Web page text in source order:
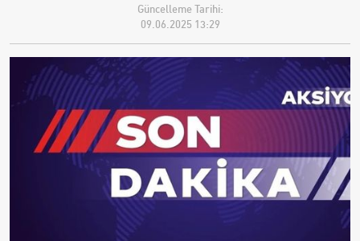
Güncelleme Tarihi:
09.06.2025 13:29